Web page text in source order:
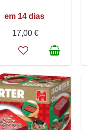
em 14 dias
17,00 €